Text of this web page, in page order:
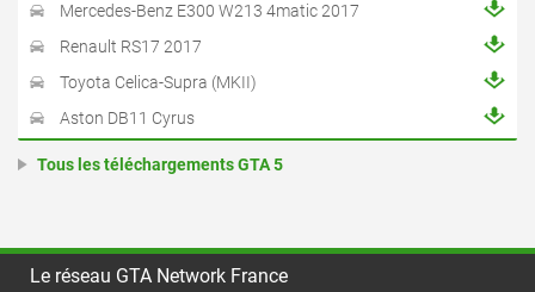
Mercedes-Benz E300 W213 4matic 2017
Renault RS17 2017
Toyota Celica-Supra (MKII)
Aston DB11 Cyrus
Tous les téléchargements GTA 5
Le réseau GTA Network France